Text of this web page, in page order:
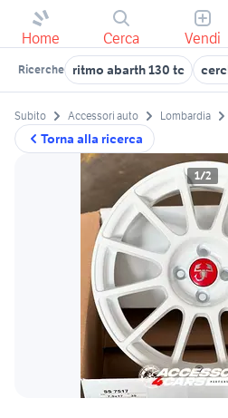
Home Cerca Vendi
Ricerche ritmo abarth 130 tc
Torna alla ricerca
Subito Accessori auto Lombardia
1/2